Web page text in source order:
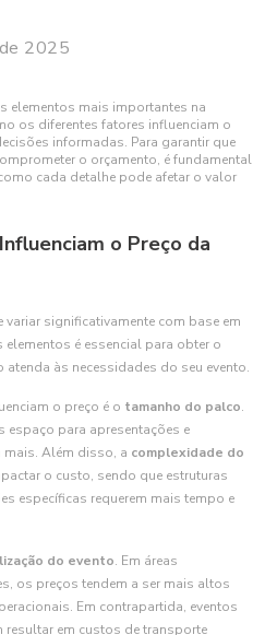
2025
elementos mais importantes na
os diferentes fatores influenciam o
informadas. Para garantir que
o orçamento, é fundamental
cada detalhe pode afetar o valor
o Preço da
significativamente com base em
elementos é essencial para obter o
às necessidades do seu evento.
o preço é o tamanho do palco.
espaço para apresentações e
mais. Além disso, a complexidade do
o custo, sendo que estruturas
específicas requerem mais tempo e
do evento. Em áreas
os preços tendem a ser mais altos
Em contrapartida, eventos
em custos de transporte